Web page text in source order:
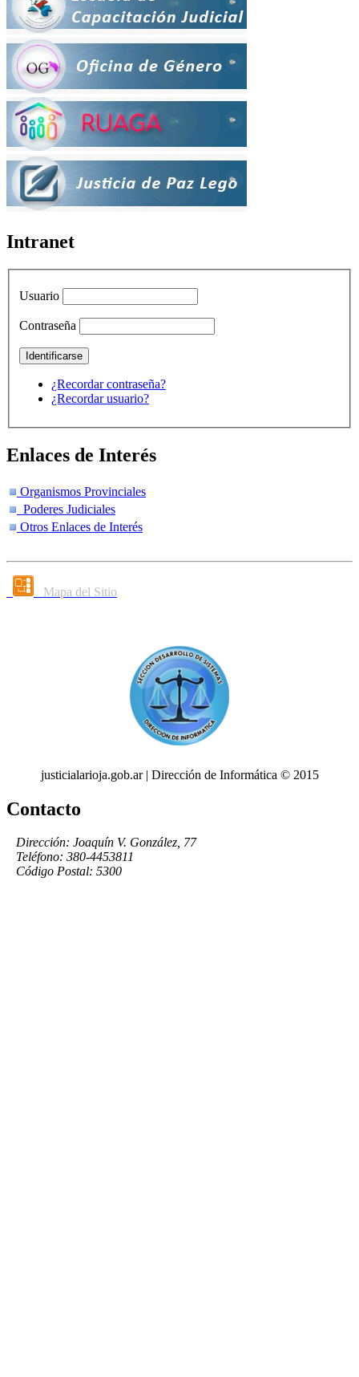
Intranet
Usuario
Contraseña
¿Recordar contraseña?
¿Recordar usuario?
Enlaces de Interés
Organismos Provinciales
Poderes Judiciales
Otros Enlaces de Interés
Mapa del Sitio
justicialarioja.gob.ar | Dirección de Informática © 2015
Contacto
Dirección: Joaquín V. González, 77
Teléfono: 380-4453811
Código Postal: 5300